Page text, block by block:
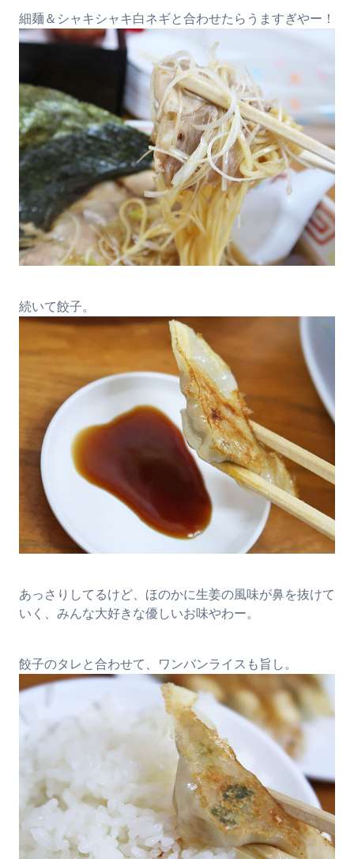
細麺＆シャキシャキ白ネギと合わせたらうますぎやー！
続いて餃子。
あっさりしてるけど、ほのかに生姜の風味が鼻を抜けて
いく、みんな大好きな優しいお味やわー。
餃子のタレと合わせて、ワンバンライスも旨し。